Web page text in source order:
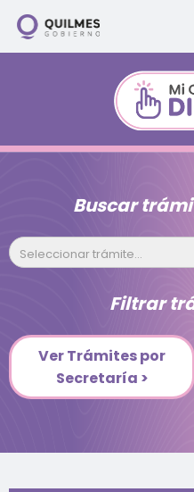
Buscar
Seleccionar trámite...
Filtrar
Ver Trámites por
Secretaría >